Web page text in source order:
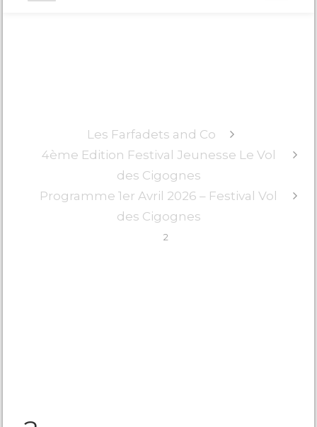
Les Farfadets and Co
4ème Edition Festival Jeunesse Le Vol
des Cigognes
Programme 1er Avril 2026 – Festival Vol
des Cigognes
2